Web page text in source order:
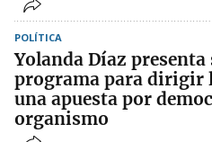
POLÍTICA
Yolanda Díaz presenta
programa para dirigir
una apuesta por
organismo